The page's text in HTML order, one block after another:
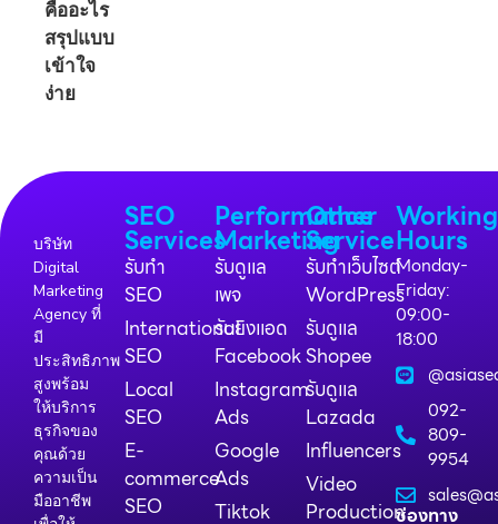
บริษัท
Digital
Marketing
Agency ที่
มี
ประสิทธิภาพ
สูงพร้อม
ให้บริการ
ธุรกิจของ
คุณด้วย
ความเป็น
มืออาชีพ
SEO
Services
รับทำ
SEO
International
SEO
Local
SEO
E-
commerce
SEO
Performance
Marketing
รับดูแล
เพจ
รับยิงแอด
Facebook
Instagram
Ads
Google
Ads
Tiktok
Other
Service
รับทำเว็บไซต์
WordPress
รับดูแล
Shopee
รับดูแล
Lazada
Influencers
Video
Production
Working
Hours
Monday-
Friday:
09:00-
18:00
092-
809-
9954
ช่องทาง